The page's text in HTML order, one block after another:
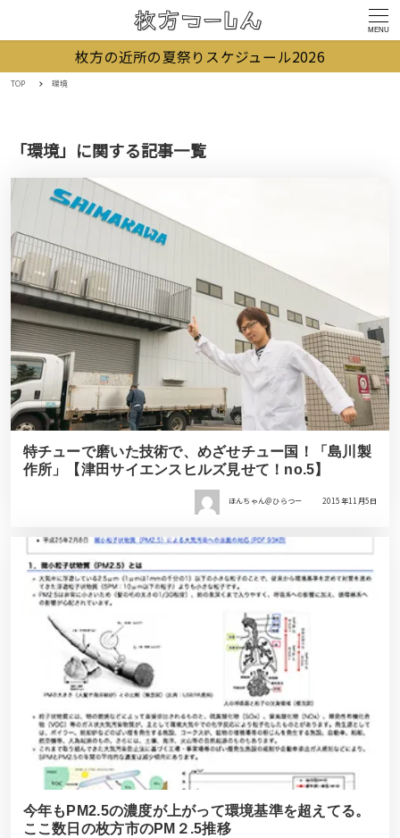
MENU
枚方の近所の夏祭りスケジュール2026
TOP 環境
「環境」に関する記事一覧
特チューで磨いた技術で、めざせチュー国！「島川製
作所」【津田サイエンスヒルズ見せて！no.5】
ほんちゃん＠ひらつー 2015年11月5日
今年もPM2.5の濃度が上がって環境基準を超えてる。
ここ数日の枚方市のPM２.5推移